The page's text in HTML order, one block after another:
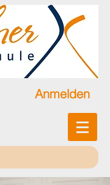
Anmelden